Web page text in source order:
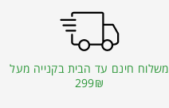
משלוח חינם עד הבית בקנייה מעל
299₪